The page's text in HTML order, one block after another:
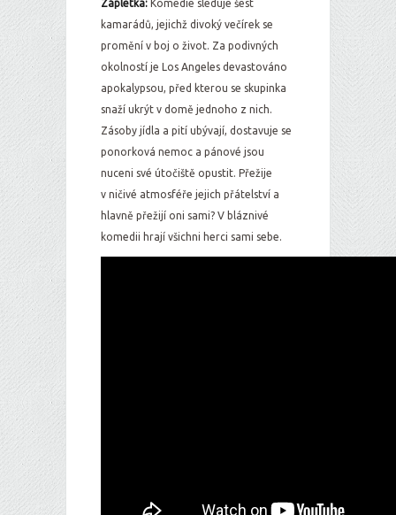
Zápletka: Komedie sleduje šest
kamarádů, jejichž divoký večírek se
promění v boj o život. Za podivných
okolností je Los Angeles devastováno
apokalypsou, před kterou se skupinka
snaží ukrýt v domě jednoho z nich.
Zásoby jídla a pití ubývají, dostavuje se
ponorková nemoc a pánové jsou
nuceni své útočiště opustit. Přežije
v ničivé atmosféře jejich přátelství a
hlavně přežijí oni sami? V bláznivé
komedii hrají všichni herci sami sebe.